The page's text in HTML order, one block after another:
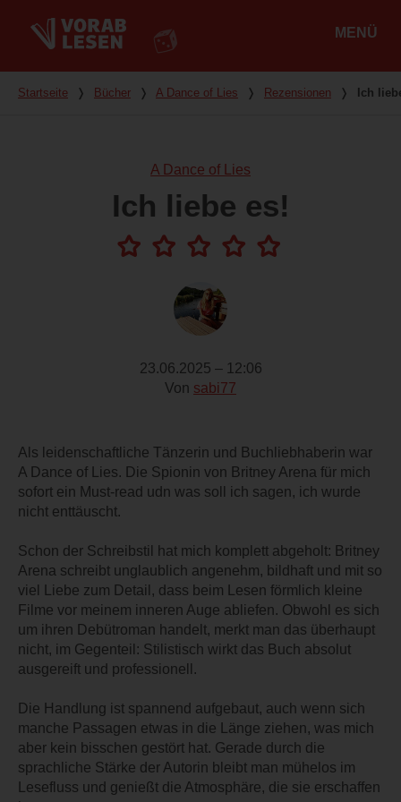
MENÜ
Du bist hier
Startseite ❭ Bücher ❭ A Dance of Lies ❭ Rezensionen ❭ Ich
A Dance of Lies
Ich liebe es!
23.06.2025 – 12:06
Von sabi77
Als leidenschaftliche Tänzerin und Buchliebhaberin war
A Dance of Lies. Die Spionin von Britney Arena für mich
sofort ein Must-read udn was soll ich sagen, ich wurde
nicht enttäuscht.
Schon der Schreibstil hat mich komplett abgeholt: Britney
Arena schreibt unglaublich angenehm, bildhaft und mit so
viel Liebe zum Detail, dass beim Lesen förmlich kleine
Filme vor meinem inneren Auge abliefen. Obwohl es sich
um ihren Debütroman handelt, merkt man das überhaupt
nicht, im Gegenteil: Stilistisch wirkt das Buch absolut
ausgereift und professionell.
Die Handlung ist spannend aufgebaut, auch wenn sich
manche Passagen etwas in die Länge ziehen, was mich
aber kein bisschen gestört hat. Gerade durch die
sprachliche Stärke der Autorin bleibt man mühelos im
Lesefluss und genießt die Atmosphäre, die sie erschaffen